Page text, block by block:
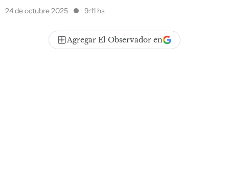
24 de octubre 2025 9:11 hs
Agregar El Observador en